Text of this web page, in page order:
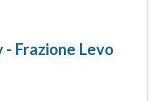
Frazione Levo